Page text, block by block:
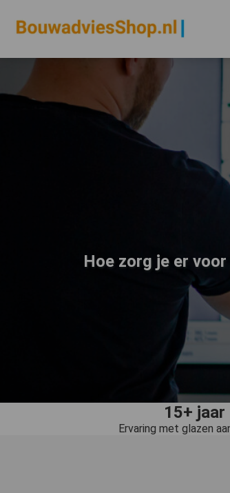
Hoe zorg je er
15+ jaar
Ervaring met glazen